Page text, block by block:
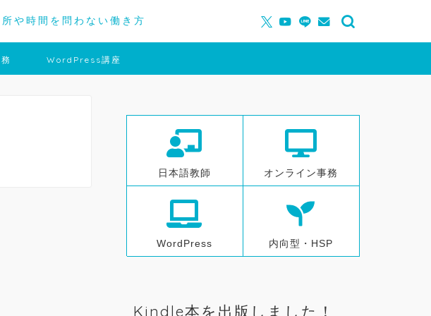
や時間を問わない働き方
WordPress講座
日本語教師 オンライン事務
WordPress 内向型・HSP
Kindle本を出版しました！